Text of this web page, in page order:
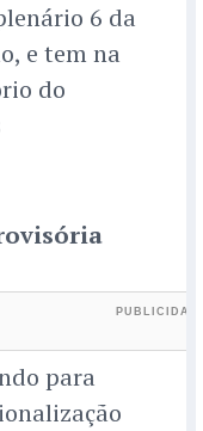
6 da
e tem na
do
para